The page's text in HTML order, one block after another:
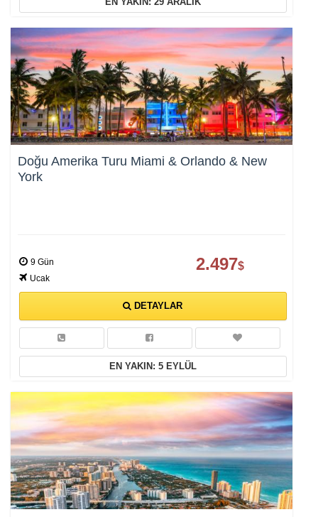
gereklidir. Bu çerezler olmadan site düzgün çalışmaz ve
devre dışı bırakılamaz.
İstatistik Çerezleri
Ziyaretçilerin siteyi nasıl kullandığını anonim olarak ölçeriz.
Hangi sayfaların popüler olduğunu ve kullanıcıların nerede
kullanılır. Kapatırsanız reklamları görmeye devam edersiniz,
ancak daha az alakalı olabilirler.
Tercihleri Kaydet
Doğu Amerika Turu Miami & Orlando & New
York
9 Gün
Ucak
2.497$
DETAYLAR
EN YAKIN: 5 EYLÜL